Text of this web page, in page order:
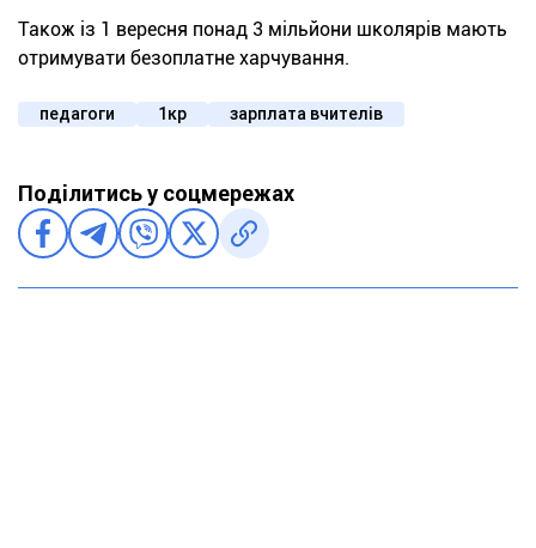
Також із 1 вересня понад 3 мільйони школярів мають
отримувати безоплатне харчування.
педагоги 1кр зарплата вчителів
Поділитись у соцмережах